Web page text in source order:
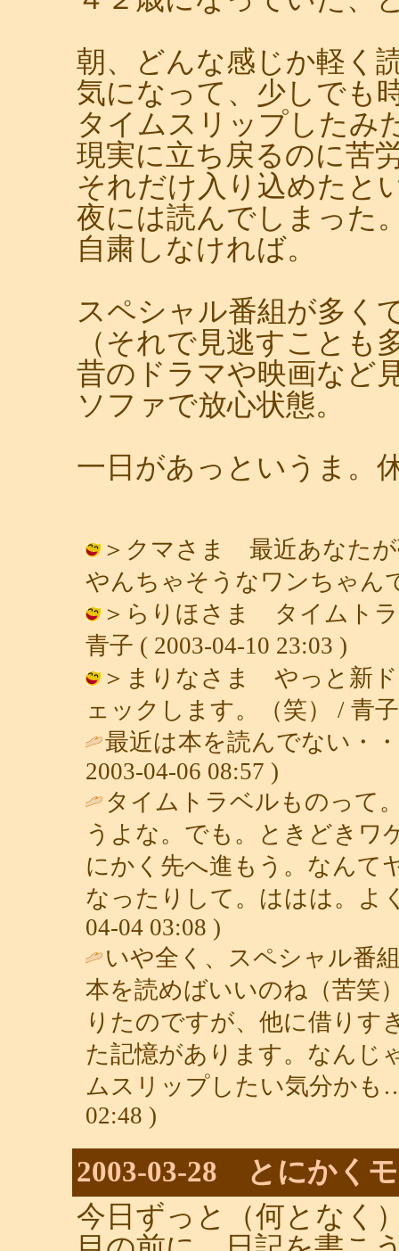
朝、どんな感じか軽く
気になって、少しでも
タイムスリップしたみ
現実に立ち戻るのに苦
それだけ入り込めたと
夜には読んでしまった
自粛しなければ。
スペシャル番組が多く
（それで見逃すことも
昔のドラマや映画など
ソファで放心状態。
一日があっというま。
＞クマさま 最近あなたが
やんちゃそうなワンちゃん
＞らりほさま タイムトラ
青子 ( 2003-04-10 23:03 )
＞まりなさま やっと新ド
ェックします。（笑） / 青
最近は本を読んでない・
2003-04-06 08:57 )
タイムトラベルものって
うよな。でも。ときどきワ
にかく先へ進もう。なんて
なったりして。ははは。よ
04-04 03:08 )
いや全く、スペシャル番
本を読めばいいのね（苦笑
りたのですが、他に借りす
た記憶があります。なんじ
ムスリップしたい気分か
02:48 )
2003-03-28 とにかく
今日ずっと（何となく